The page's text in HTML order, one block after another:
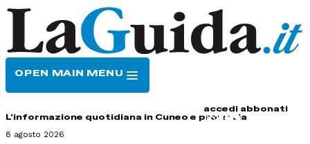
OPEN MAIN MENU
accedi abbonati
L'informazione quotidiana in Cuneo e provincia
8 agosto 2026